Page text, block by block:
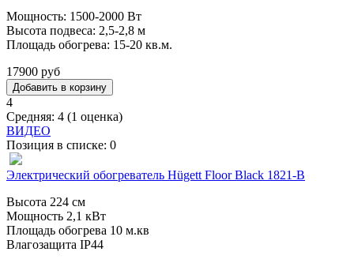
Мощность: 1500-2000 Вт
Высота подвеса: 2,5-2,8 м
Площадь обогрева: 15-20 кв.м.
17900 руб
4
Средняя: 4 (1 оценка)
ВИДЕО
Позиция в списке: 0
Электрический обогреватель Hügett Floor Black 1821-B
Высота 224 см
Мощность 2,1 кВт
Площадь обогрева 10 м.кв
Влагозащита IP44